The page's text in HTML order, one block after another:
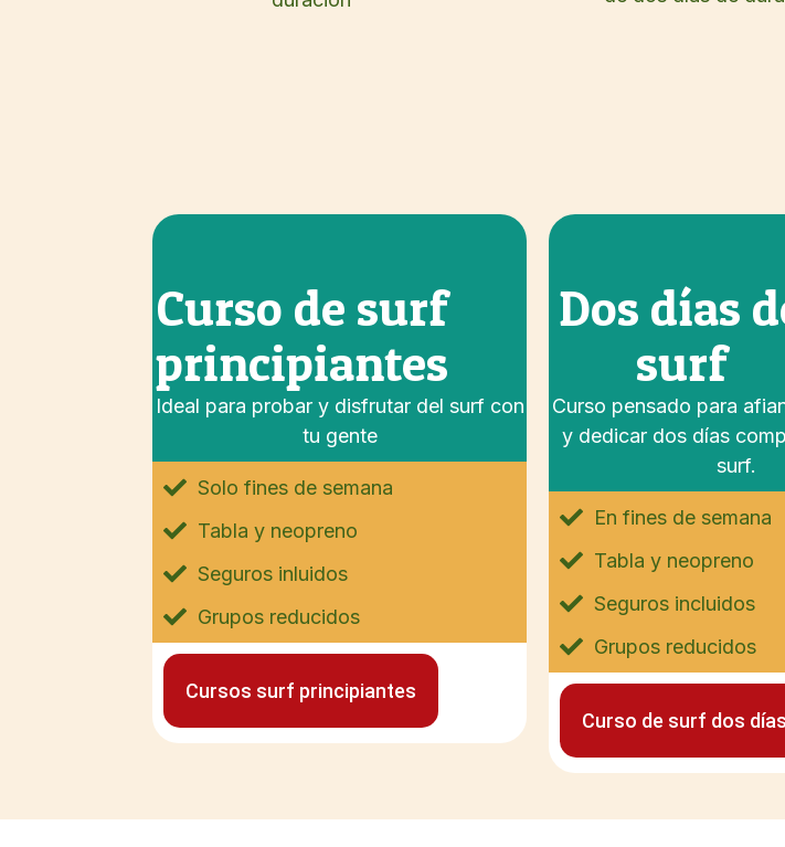
Curso de surf
principiantes
Ideal para probar y disfrutar del surf con
tu gente
Solo fines de semana
Tabla y neopreno
Seguros inluidos
Grupos reducidos
Cursos surf principiantes
Dos días
surf
Curso pensado para
y dedicar dos días
surf.
En fines de semana
Tabla y neopreno
Seguros incluidos
Grupos reducidos
Curso de surf dos días